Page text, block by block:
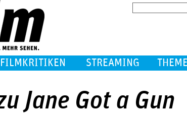
FILMKRITIKEN STREAMING
Jane Got a Gun